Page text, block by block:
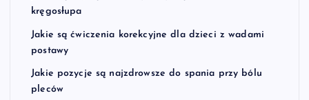
kręgosłupa
Jakie są ćwiczenia korekcyjne dla dzieci z wadami
postawy
Jakie pozycje są najzdrowsze do spania przy bólu
pleców